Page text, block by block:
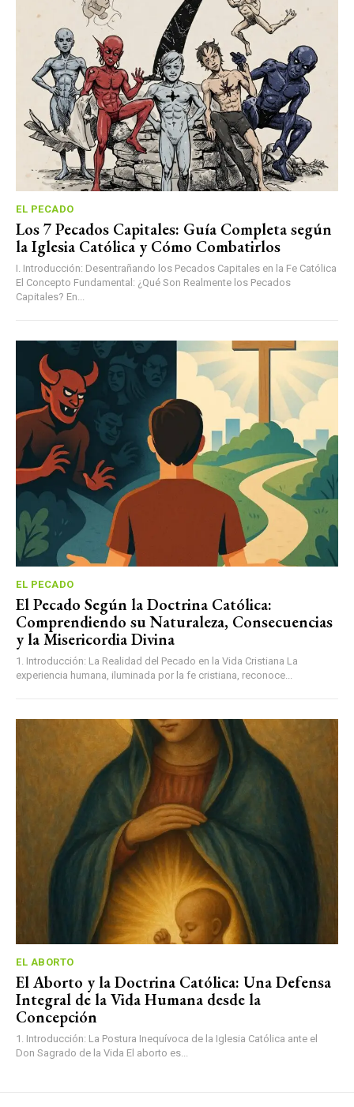
EL PECADO
Los 7 Pecados Capitales: Guía Completa según
la Iglesia Católica y Cómo Combatirlos
I. Introducción: Desentrañando los Pecados Capitales en la Fe Católica
El Concepto Fundamental: ¿Qué Son Realmente los Pecados
Capitales? En...
EL PECADO
El Pecado Según la Doctrina Católica:
Comprendiendo su Naturaleza, Consecuencias
y la Misericordia Divina
1. Introducción: La Realidad del Pecado en la Vida Cristiana La
experiencia humana, iluminada por la fe cristiana, reconoce...
EL ABORTO
El Aborto y la Doctrina Católica: Una Defensa
Integral de la Vida Humana desde la
Concepción
1. Introducción: La Postura Inequívoca de la Iglesia Católica ante el
Don Sagrado de la Vida El aborto es...